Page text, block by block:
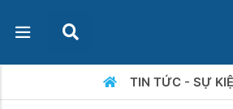
TIN TỨC - SỰ